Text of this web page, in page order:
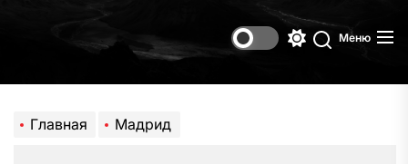
Поиск
Меню
Главная Мадрид